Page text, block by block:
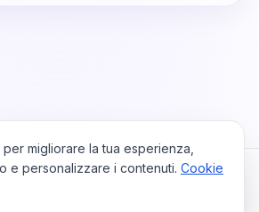
migliorare la tua esperienza,
e personalizzare i contenuti. Cookie